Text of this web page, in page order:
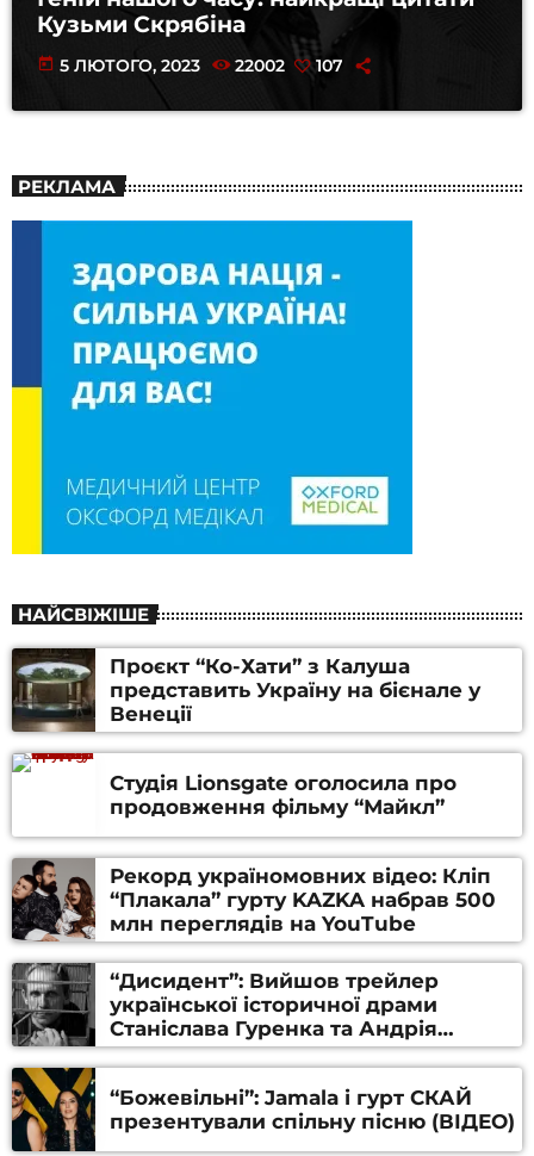
Кузьми Скрябіна
today 5 ЛЮТОГО, 2023 22002 107
РЕКЛАМА
НАЙСВІЖІШЕ
Проєкт “Ко-Хати” з Калуша
представить Україну на бієнале у
Венеції
Студія Lionsgate оголосила про
продовження фільму “Майкл”
Рекорд україномовних відео: Кліп
“Плакала” гурту KAZKA набрав 500
млн переглядів на YouTube
“Дисидент”: Вийшов трейлер
української історичної драми
Станіслава Гуренка та Андрія
Алфьорова (ВІДЕО)
“Божевільні”: Jamala і гурт СКАЙ
презентували спільну пісню (ВІДЕО)